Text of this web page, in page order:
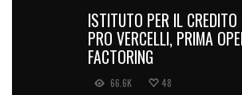
ISTITUTO PER IL
PRO VERCELLI, PRIMA
FACTORING
66.6K 48